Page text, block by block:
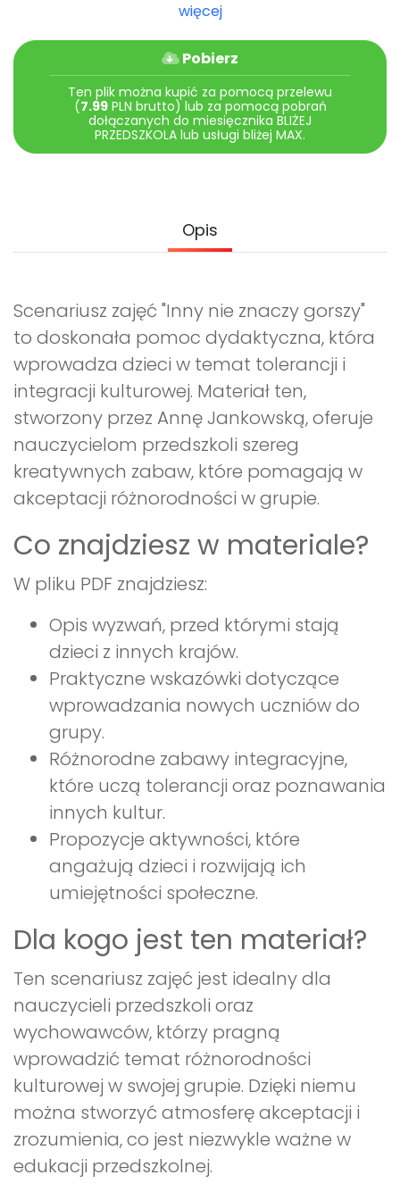
Archiwalne numerywięcej
Pobierz
Ten plik można kupić za pomocą przelewu
(7.99PLN brutto) lub za pomocą pobrań
dołączanych do miesięcznika BLIŻEJ
PRZEDSZKOLA lub usługi bliżej MAX.
Opis
Scenariusz zajęć "Inny nie znaczy gorszy"
to doskonała pomoc dydaktyczna, która
wprowadza dzieci w temat tolerancji i
integracji kulturowej. Materiał ten,
stworzony przez Annę Jankowską, oferuje
nauczycielom przedszkoli szereg
kreatywnych zabaw, które pomagają w
akceptacji różnorodności w grupie.
Co znajdziesz w materiale?
W pliku PDF znajdziesz:
Opis wyzwań, przed którymi stają
dzieci z innych krajów.
Praktyczne wskazówki dotyczące
wprowadzania nowych uczniów do
grupy.
Różnorodne zabawy integracyjne,
które uczą tolerancji oraz poznawania
innych kultur.
Propozycje aktywności, które
angażują dzieci i rozwijają ich
umiejętności społeczne.
Dla kogo jest ten materiał?
Ten scenariusz zajęć jest idealny dla
nauczycieli przedszkoli oraz
wychowawców, którzy pragną
wprowadzić temat różnorodności
kulturowej w swojej grupie. Dzięki niemu
można stworzyć atmosferę akceptacji i
zrozumienia, co jest niezwykle ważne w
edukacji przedszkolnej.